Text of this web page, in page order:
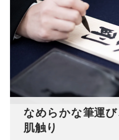
なめらかな筆運
肌触り